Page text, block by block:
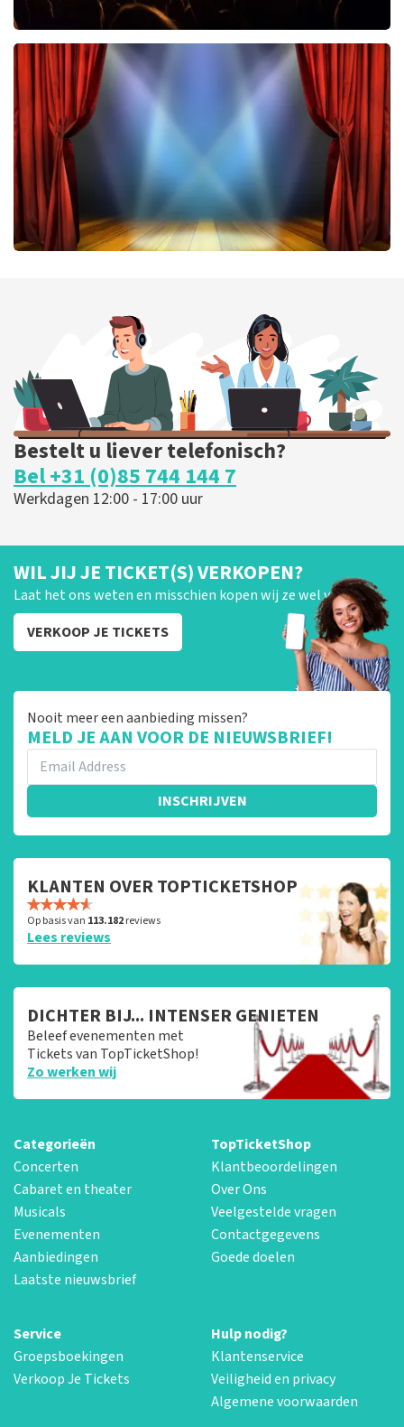
Don Omar
464 laatste 30 minuten
BESTEL NU
BESTEL NU
Bestelt u liever telefonisch?
Bel +31 (0)85 744 144 7
Werkdagen 12:00 - 17:00 uur
WIL JIJ JE TICKET(S) VERKOPEN?
Laat het ons weten en misschien kopen wij ze wel van je!
VERKOOP JE TICKETS
Nooit meer een aanbieding missen?
MELD JE AAN VOOR DE NIEUWSBRIEF!
INSCHRIJVEN
KLANTEN OVER TOPTICKETSHOP
Op basis van 113.182reviews
Lees reviews
DICHTER BIJ... INTENSER GENIETEN
Beleef evenementen met
Tickets van TopTicketShop!
Zo werken wij
Categorieën
Concerten
Cabaret en theater
Musicals
Evenementen
Aanbiedingen
Laatste nieuwsbrief
TopTicketShop
Klantbeoordelingen
Over Ons
Veelgestelde vragen
Contactgegevens
Goede doelen
Service
Groepsboekingen
Verkoop Je Tickets
Hulp nodig?
Klantenservice
Veiligheid en privacy
Algemene voorwaarden